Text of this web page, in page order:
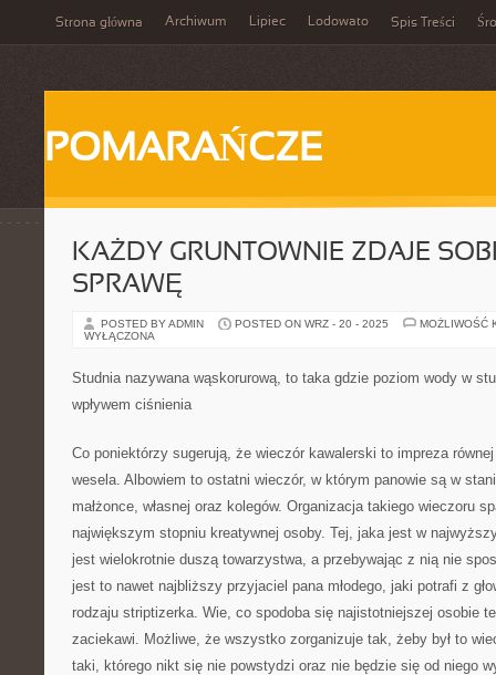
Strona główna Archiwum Lipiec Lodowato Spis Treści
POMARAŃCZE
KAŻDY GRUNTOWNIE ZDAJE
SPRAWĘ
POSTED BY ADMIN POSTED ON WRZ - 20 - 2025
MOŻLIWOŚĆ
WYŁĄCZONA
Studnia nazywana wąskorurową, to taka gdzie poziom wody w
wpływem ciśnienia
Co poniektórzy sugerują, że wieczór kawalerski to impreza
wesela. Albowiem to ostatni wieczór, w którym panowie są w
małżonce, własnej oraz kolegów. Organizacja takiego wieczoru
największym stopniu kreatywnej osoby. Tej, jaka jest w
jest wielokrotnie duszą towarzystwa, a przebywając z nią nie
jest to nawet najbliższy przyjaciel pana młodego, jaki potrafi z
rodzaju striptizerka. Wie, co spodoba się najistotniejszej osobie
zaciekawi. Możliwe, że wszystko zorganizuje tak, żeby był to
taki, którego nikt się nie powstydzi oraz nie będzie się od niego